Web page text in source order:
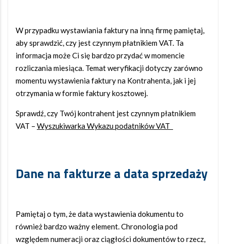
W przypadku wystawiania faktury na inną firmę pamiętaj,
aby sprawdzić, czy jest czynnym płatnikiem VAT. Ta
informacja może Ci się bardzo przydać w momencie
rozliczania miesiąca. Temat weryfikacji dotyczy zarówno
momentu wystawienia faktury na Kontrahenta, jak i jej
otrzymania w formie faktury kosztowej.
Sprawdź, czy Twój kontrahent jest czynnym płatnikiem
VAT – Wyszukiwarka Wykazu podatników VAT
Dane na fakturze a data sprzedaży
Pamiętaj o tym, że data wystawienia dokumentu to
również bardzo ważny element. Chronologia pod
względem numeracji oraz ciągłości dokumentów to rzecz,